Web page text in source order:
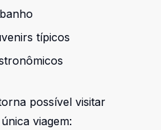
típicos
possível visitar
viagem: